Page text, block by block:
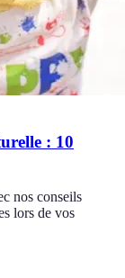
: 10
nos conseils
lors de vos